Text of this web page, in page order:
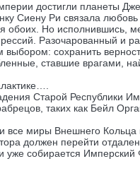
достигли планеты
Сиену Ри связала
обоих. Но исполнившись,
Разочарованный и
сохранить
ставшие врагами,
Старой Республики
таких как Бейл
все миры Внешнего
должен перейти
уже собирается Имперский